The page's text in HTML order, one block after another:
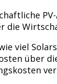
die
viel
über